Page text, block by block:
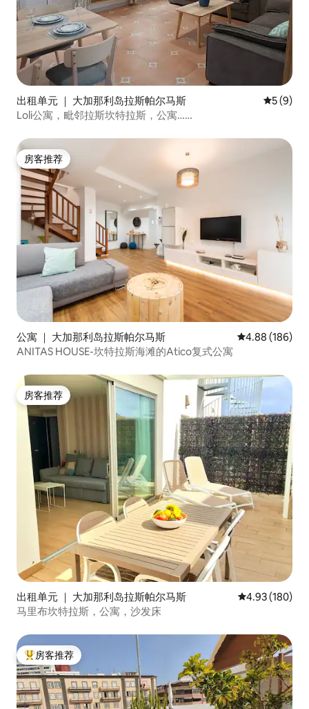
出租单元 ｜ 大加那利岛拉斯帕尔马斯 平均评分
5 (9)
Loli公寓，毗邻拉斯坎特拉斯，公寓……
房客推荐
房客推荐
公寓 ｜ 大加那利岛拉斯帕尔马斯 平均评分 4.88
4.88 (186)
ANITAS HOUSE-坎特拉斯海滩的Atico复式公寓
房客推荐
房客推荐
出租单元 ｜ 大加那利岛拉斯帕尔马斯 平均评分 4.93
4.93 (180)
马里布坎特拉斯，公寓，沙发床
热门「房客推荐」
房客推荐